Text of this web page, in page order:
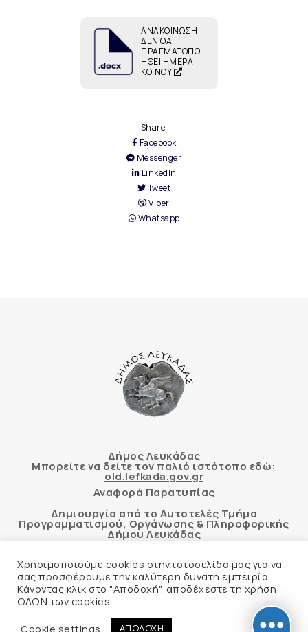
ΑΝΑΚΟΙΝΩΣΗ
ΔΕΝ ΘΑ
ΠΡΑΓΜΑΤΟΠΟΙ
ΗΘΕΙ ΗΜΕΡΑ
ΚΟΙΝΟΥ
Share:
Facebook
Messenger
LinkedIn
Tweet
Viber
Whatsapp
Δήμος Λευκάδας
Μπορείτε να δείτε τον παλιό ιστότοπο εδώ:
old.lefkada.gov.gr
Αναφορά Παρατυπίας
Δημιουργία από το Αυτοτελές Τμήμα
Προγραμματισμού, Οργάνωσης & Πληροφορικής
Δήμου Λευκάδας
Αυτόματος έλεγχος προσβασιμότητας
δικτυακού τόπου με βάση το πρότυπο WCAG 2.1
Χρησιμοποιούμε cookies στην ιστοσελίδα μας για να
σας προσφέρουμε την καλύτερη δυνατή εμπειρία.
Κάνοντας κλικ στο "Αποδοχή", αποδέχεστε τη χρήση
ΟΛΩΝ των cookies.
Cookie settings
ΑΠΟΔΟΧΗ